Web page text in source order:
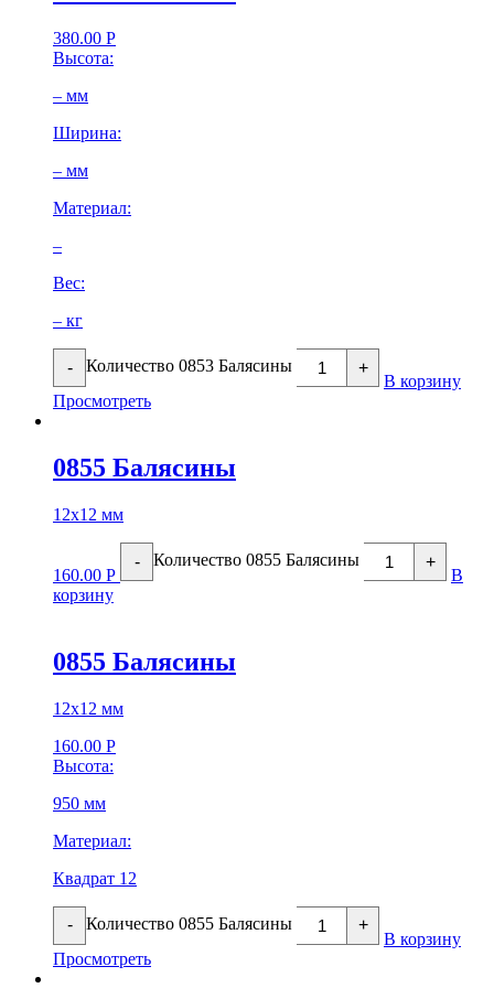
380.00 Р
Высота:
– мм
Ширина:
– мм
Материал:
–
Вес:
– кг
- Количество 0853 Балясины +
В корзину
Просмотреть
0855 Балясины
12х12 мм
160.00 Р
- Количество 0855 Балясины +
В
корзину
0855 Балясины
12х12 мм
160.00 Р
Высота:
950 мм
Материал:
Квадрат 12
- Количество 0855 Балясины +
В корзину
Просмотреть